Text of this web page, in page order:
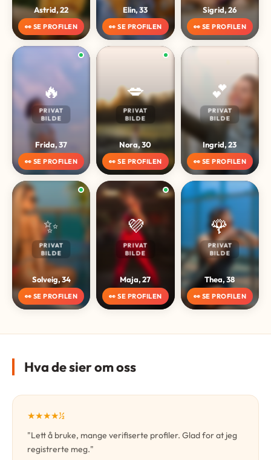
Astrid, 22
👀 SE PROFILEN
Elin, 33
👀 SE PROFILEN
Sigrid, 26
👀 SE PROFILEN
🔥
PRIVAT
BILDE
Frida, 37
👀 SE PROFILEN
💋
PRIVAT
BILDE
Nora, 30
👀 SE PROFILEN
💕
PRIVAT
BILDE
Ingrid, 23
👀 SE PROFILEN
✨
PRIVAT
BILDE
Solveig, 34
👀 SE PROFILEN
💜
PRIVAT
BILDE
Maja, 27
👀 SE PROFILEN
🌹
PRIVAT
BILDE
Thea, 38
👀 SE PROFILEN
Hva de sier om oss
★★★★½
"Lett å bruke, mange verifiserte profiler. Glad for at jeg
registrerte meg."